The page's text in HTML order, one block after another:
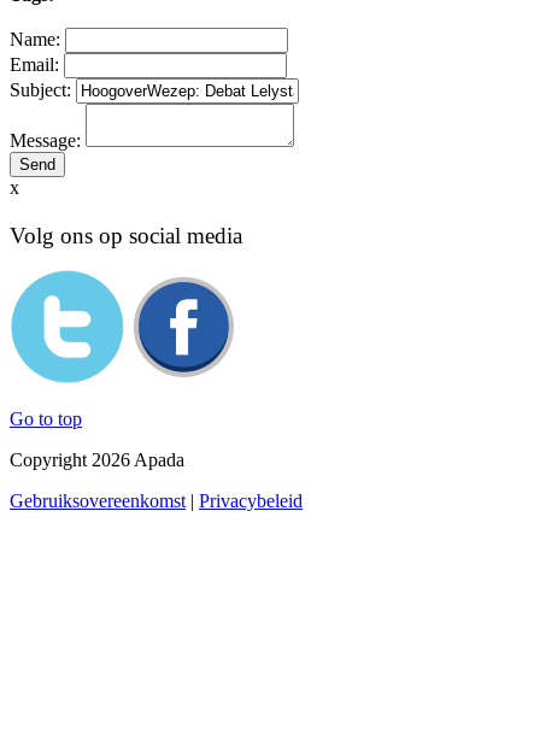
Name:
Email:
Subject:
Message:
x
Volg ons op social media
Go to top
Copyright 2026 Apada
Gebruiksovereenkomst | Privacybeleid